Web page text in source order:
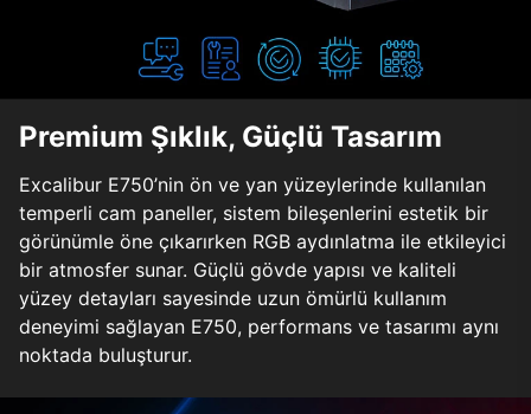
Premium Şıklık, Güçlü Tasarım
Excalibur E750’nin ön ve yan yüzeylerinde kullanılan
temperli cam paneller, sistem bileşenlerini estetik bir
görünümle öne çıkarırken RGB aydınlatma ile etkileyici
bir atmosfer sunar. Güçlü gövde yapısı ve kaliteli
yüzey detayları sayesinde uzun ömürlü kullanım
deneyimi sağlayan E750, performans ve tasarımı aynı
noktada buluşturur.